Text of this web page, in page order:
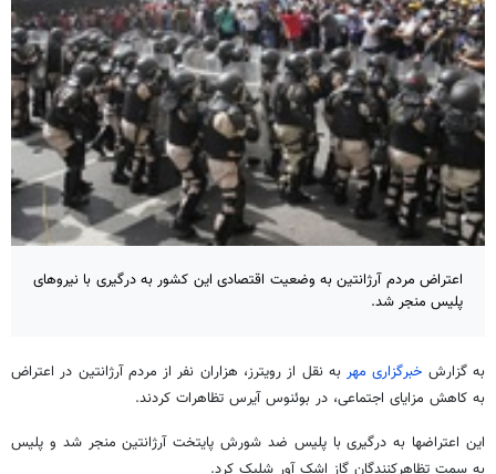
اعتراض مردم آرژانتین به وضعیت اقتصادی این کشور به درگیری با نیروهای
پلیس منجر شد.
به گزارش خبرگزاری مهربه نقل از رویترز، هزاران نفر از مردم آرژانتین در اعتراض
به کاهش مزایای اجتماعی، در بوئنوس آیرس تظاهرات کردند.
این اعتراضها به درگیری با پلیس ضد شورش پایتخت آرژانتین منجر شد و پلیس